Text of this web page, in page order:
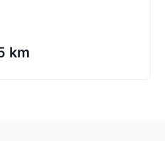
km